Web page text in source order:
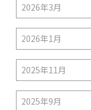
2026年3月
2026年1月
2025年11月
2025年9月